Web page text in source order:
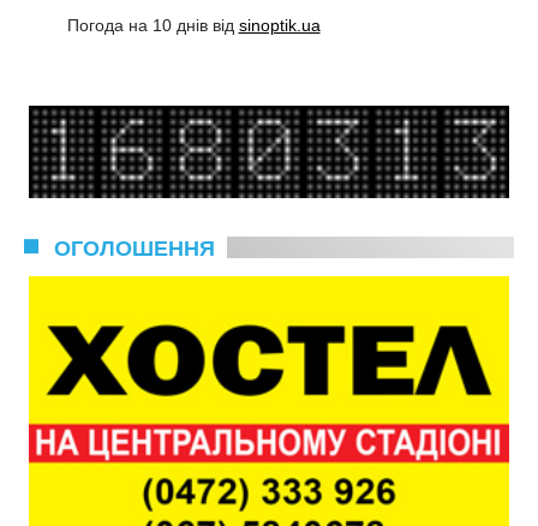
Погода на 10 днів від sinoptik.ua
ОГОЛОШЕННЯ